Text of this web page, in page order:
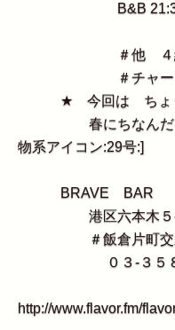
B&B
＃他 ４組
＃チャージ￥１
★ 今回は ちょう
春にちなんだ る
物系アイコン:29号:]
BRAVE BAR
港区六本木５‐１
＃飯倉片町交差
０３‐３５８７
http://www.flavor.fm/